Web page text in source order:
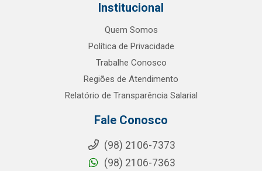
Institucional
Quem Somos
Política de Privacidade
Trabalhe Conosco
Regiões de Atendimento
Relatório de Transparência Salarial
Fale Conosco
(98) 2106-7373
(98) 2106-7363